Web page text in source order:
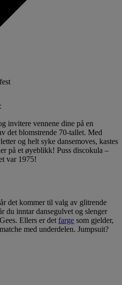
invitere vennene dine på en
det blomstrende 70-tallet. Med
og helt syke dansemoves, kastes
på et øyeblikk! Puss discokula –
var 1975!
det kommer til valg av glitrende
du inntar dansegulvet og slenger
Ellers er det farge som gjelder,
med underdelen. Jumpsuit?